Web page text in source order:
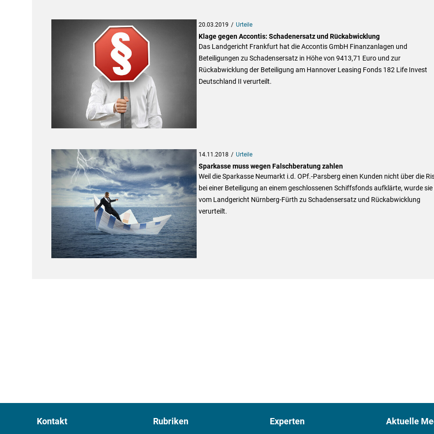
20.03.2019 Urteile
Klage gegen Accontis: Schadenersatz und Rückabwicklung
Das Landgericht Frankfurt hat die Accontis GmbH Finanzanlagen und
Beteiligungen zu Schadensersatz in Höhe von 9413,71 Euro und zur
Rückabwicklung der Beteiligung am Hannover Leasing Fonds 182 Life Invest
Deutschland II verurteilt.
14.11.2018 Urteile
Sparkasse muss wegen Falschberatung zahlen
Weil die Sparkasse Neumarkt i.d. OPf.-Parsberg einen Kunden nicht über die
bei einer Beteiligung an einem geschlossenen Schiffsfonds aufklärte, wurde sie
vom Landgericht Nürnberg-Fürth zu Schadensersatz und Rückabwicklung
verurteilt.
Kontakt Rubriken Experten Aktuelle